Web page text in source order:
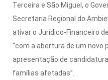
Terceira e São Miguel, o
Secretaria Regional do
ativar o Jurídico-Financeiro
“com a abertura de um novo
apresentação de
famílias afetadas”.